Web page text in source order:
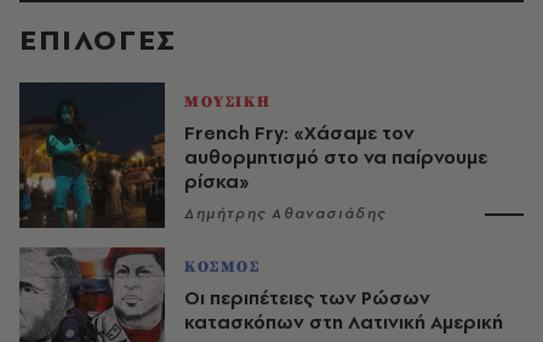
EΠΙΛΟΓΈΣ
ΜΟΥΣΙΚΗ
French Fry: «Χάσαμε τον
αυθορμητισμό στο να παίρνουμε
ρίσκα»
Δημήτρης Αθανασιάδης
ΚΟΣΜΟΣ
Οι περιπέτειες των Ρώσων
κατασκόπων στη Λατινική Αμερική